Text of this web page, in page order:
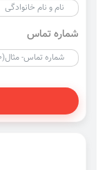
شماره تماس